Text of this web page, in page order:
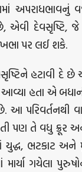
દેવસૃષ્ટિ, જે
ખભા પર લઈ શકે.
હટાવી દે છે
આવ્યા હતા એ
પરિવર્તનથી
પણ તે વધુ ક્રૂર
યુદ્ધ, ભટકાટ
માર્યા ગયેલા